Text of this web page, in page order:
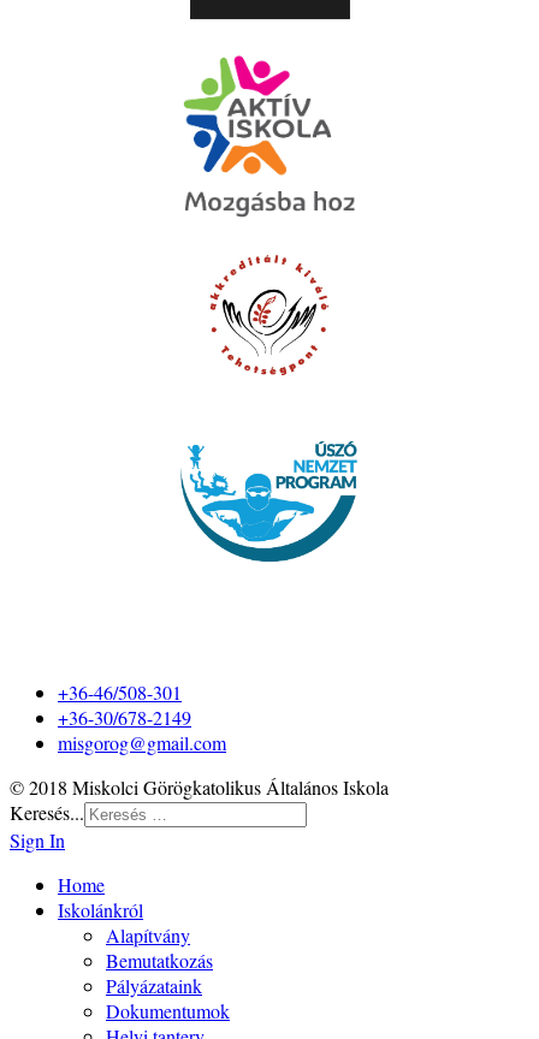
+36-46/508-301
+36-30/678-2149
misgorog@gmail.com
© 2018 Miskolci Görögkatolikus Általános Iskola
Keresés...
Sign In
Home
Iskolánkról
Alapítvány
Bemutatkozás
Pályázataink
Dokumentumok